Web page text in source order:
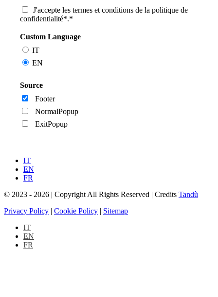
J'accepte les termes et conditions de la politique de
confidentialité*.*
Custom Language
IT
EN
Source
Footer
NormalPopup
ExitPopup
IT
EN
FR
© 2023 - 2026 | Copyright All Rights Reserved | Credits Tandù
Privacy Policy | Cookie Policy | Sitemap
IT
EN
FR